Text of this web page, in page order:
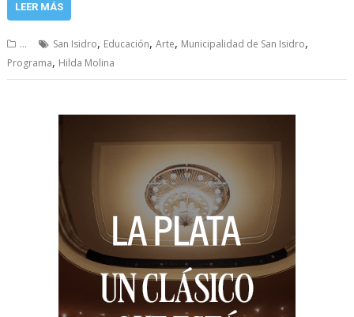
LEER MÁS
... San Isidro, Educación,Arte, Municipalidad de San Isidro,
Programa, Hilda Molina